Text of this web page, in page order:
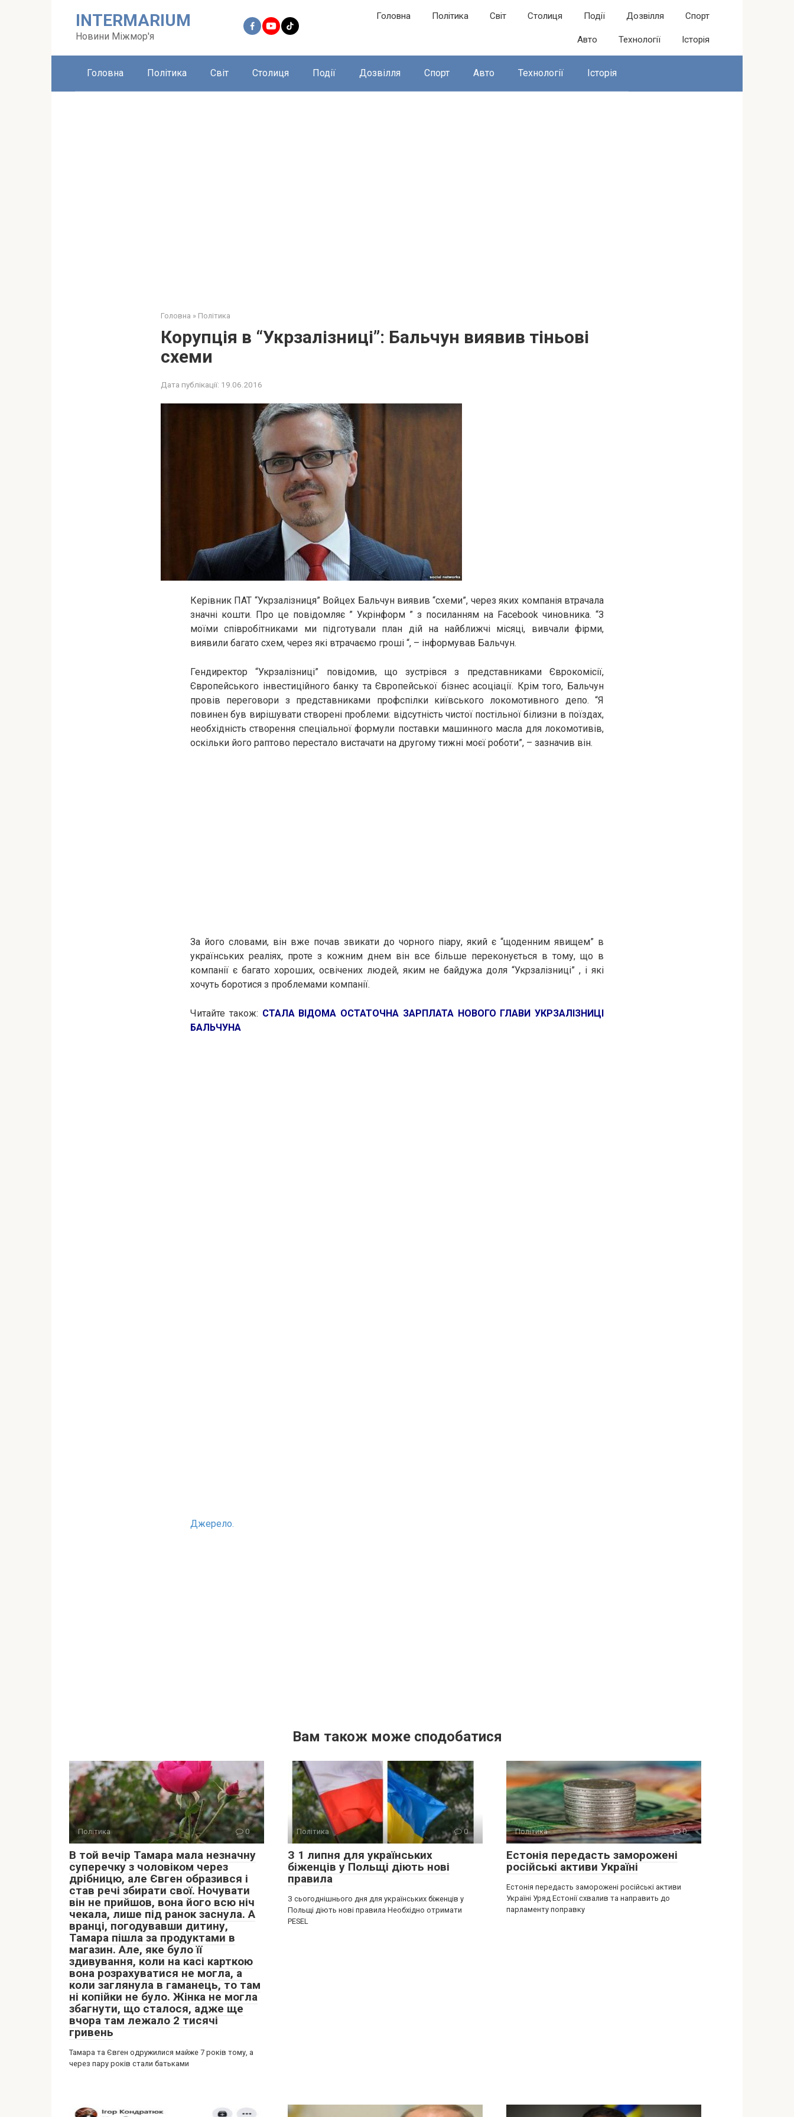
INTERMARIUM
Новини Міжмор'я
Головна Політика Світ Столиця Події Дозвілля Спорт
Авто Технології Історія
Головна Політика Світ Столиця Події Дозвілля Спорт Авто Технології Історія
Головна » Політика
Корупція в “Укрзалізниці”: Бальчун виявив тіньові
схеми
Дата публікації: 19.06.2016
Керівник ПАТ “Укрзалізниця” Войцех Бальчун виявив “схеми”, через яких компанія втрачала
значні кошти. Про це повідомляє ” Укрінформ ” з посиланням на Facebook чиновника. “З
моїми співробітниками ми підготували план дій на найближчі місяці, вивчали фірми,
виявили багато схем, через які втрачаємо гроші “, – інформував Бальчун.
Гендиректор “Укрзалізниці” повідомив, що зустрівся з представниками Єврокомісії,
Європейського інвестиційного банку та Європейської бізнес асоціації. Крім того, Бальчун
провів переговори з представниками профспілки київського локомотивного депо. “Я
повинен був вирішувати створені проблеми: відсутність чистої постільної білизни в поїздах,
необхідність створення спеціальної формули поставки машинного масла для локомотивів,
оскільки його раптово перестало вистачати на другому тижні моєї роботи”, – зазначив він.
За його словами, він вже почав звикати до чорного піару, який є “щоденним явищем” в
українських реаліях, проте з кожним днем він все більше переконується в тому, що в
компанії є багато хороших, освічених людей, яким не байдужа доля “Укрзалізниці” , і які
хочуть боротися з проблемами компанії.
Читайте також: СТАЛА ВІДОМА ОСТАТОЧНА ЗАРПЛАТА НОВОГО ГЛАВИ УКРЗАЛІЗНИЦІ
БАЛЬЧУНА
Джерело.
Вам також може сподобатися
Політика 0
В той вечір Тамара мала незначну
суперечку з чоловіком через
дрібницю, але Євген образився і
став речі збирати свої. Ночувати
він не прийшов, вона його всю ніч
чекала, лише під ранок заснула. А
вранці, погодувавши дитину,
Тамара пішла за продуктами в
магазин. Але, яке було її
здивування, коли на касі карткою
вона розрахуватися не могла, а
коли заглянула в гаманець, то там
ні копійки не було. Жінка не могла
збагнути, що сталося, адже ще
вчора там лежало 2 тисячі
гривень
Тамара та Євген одружилися майже 7 років тому, а
через пару років стали батьками
Політика 0
З 1 липня для українських
біженців у Польщі діють нові
правила
З сьогоднішнього дня для українських біженців у
Польщі діють нові правила Необхідно отримати
PESEL
Політика 0
Естонія передасть заморожені
російські активи Україні
Естонія передасть заморожені російські активи
Україні Уряд Естонії схвалив та направить до
парламенту поправку